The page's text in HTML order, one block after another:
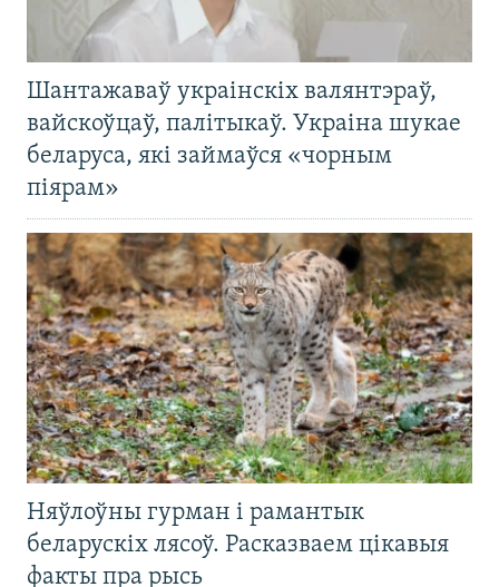
Шантажаваў украінскіх валянтэраў,
вайскоўцаў, палітыкаў. Украіна шукае
беларуса, які займаўся «чорным
піярам»
Няўлоўны гурман і рамантык
беларускіх лясоў. Расказваем цікавыя
факты пра рысь